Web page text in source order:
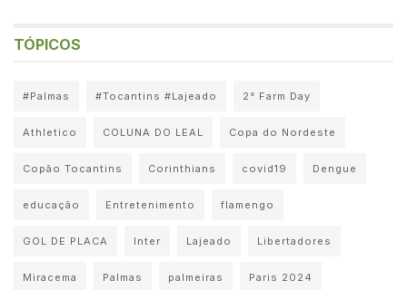
TÓPICOS
#Palmas #Tocantins #Lajeado 2° Farm Day
Athletico COLUNA DO LEAL Copa do Nordeste
Copão Tocantins Corinthians covid19 Dengue
educação Entretenimento flamengo
GOL DE PLACA Inter Lajeado Libertadores
Miracema Palmas palmeiras Paris 2024